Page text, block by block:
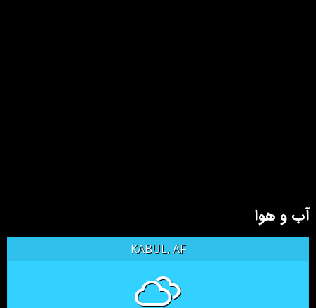
آب و هوا
KABUL, AF